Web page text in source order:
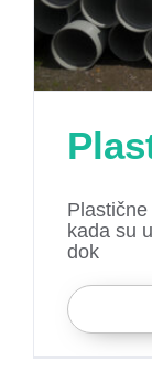
kada su
dok